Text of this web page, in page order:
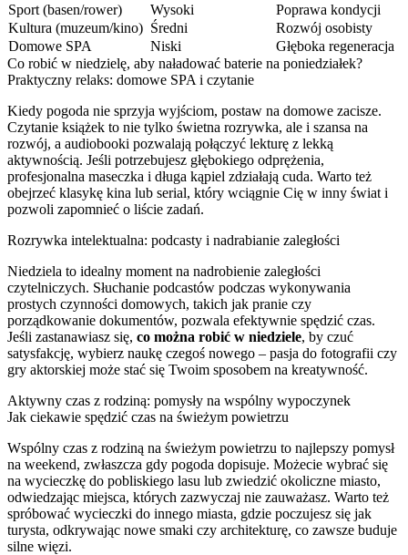
Sport (basen/rower) Wysoki
Poprawa kondycji
Kultura (muzeum/kino) Średni
Rozwój osobisty
Domowe SPA
Niski
Głęboka regeneracja
Co robić w niedzielę, aby naładować baterie na poniedziałek?
Praktyczny relaks: domowe SPA i czytanie
Kiedy pogoda nie sprzyja wyjściom, postaw na domowe zacisze.
Czytanie książek to nie tylko świetna rozrywka, ale i szansa na
rozwój, a audiobooki pozwalają połączyć lekturę z lekką
aktywnością. Jeśli potrzebujesz głębokiego odprężenia,
profesjonalna maseczka i długa kąpiel zdziałają cuda. Warto też
obejrzeć klasykę kina lub serial, który wciągnie Cię w inny świat i
pozwoli zapomnieć o liście zadań.
Rozrywka intelektualna: podcasty i nadrabianie zaległości
Niedziela to idealny moment na nadrobienie zaległości
czytelniczych. Słuchanie podcastów podczas wykonywania
prostych czynności domowych, takich jak pranie czy
porządkowanie dokumentów, pozwala efektywnie spędzić czas.
Jeśli zastanawiasz się, co można robić w niedziele, by czuć
satysfakcję, wybierz naukę czegoś nowego – pasja do fotografii czy
gry aktorskiej może stać się Twoim sposobem na kreatywność.
Aktywny czas z rodziną: pomysły na wspólny wypoczynek
Jak ciekawie spędzić czas na świeżym powietrzu
Wspólny czas z rodziną na świeżym powietrzu to najlepszy pomysł
na weekend, zwłaszcza gdy pogoda dopisuje. Możecie wybrać się
na wycieczkę do pobliskiego lasu lub zwiedzić okoliczne miasto,
odwiedzając miejsca, których zazwyczaj nie zauważasz. Warto też
spróbować wycieczki do innego miasta, gdzie poczujesz się jak
turysta, odkrywając nowe smaki czy architekturę, co zawsze buduje
silne więzi.